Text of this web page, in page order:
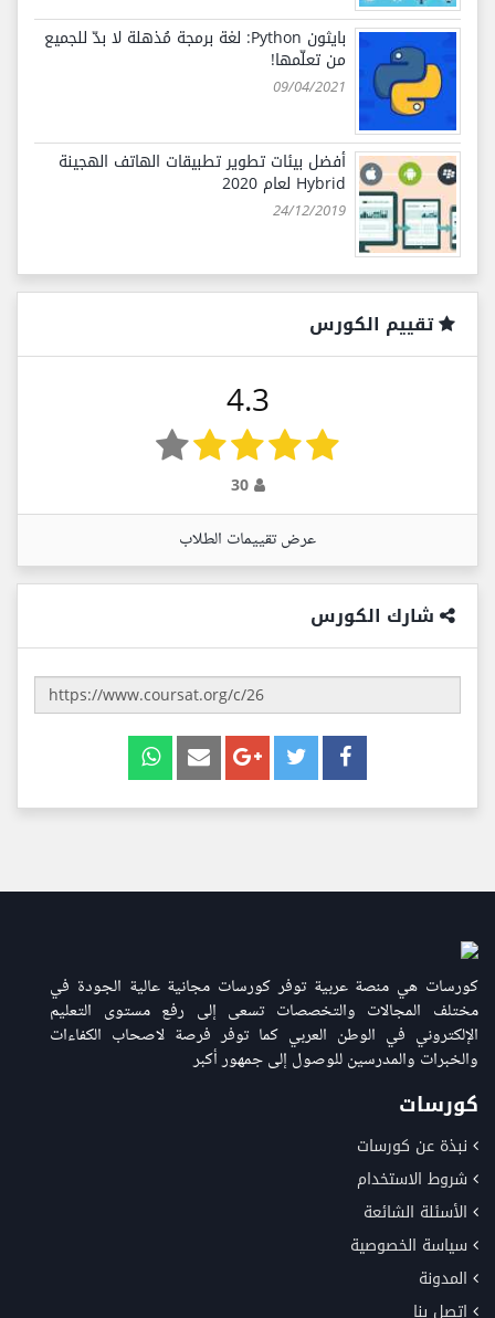
بايثون Python: لغة برمجة مُذهلة لا بدّ للجميع
من تعلّمها!
09/04/2021
أفضل بيئات تطوير تطبيقات الهاتف الهجينة
Hybrid لعام 2020
24/12/2019
تقييم الكورس
4.3
30
عرض تقييمات الطلاب
شارك الكورس
كورسات هي منصة عربية توفر كورسات مجانية عالية الجودة في
مختلف المجالات والتخصصات تسعى إلى رفع مستوى التعليم
الإلكتروني في الوطن العربي كما توفر فرصة لاصحاب الكفاءات
والخبرات والمدرسين للوصول إلى جمهور أكبر
كورسات
نبذة عن كورسات
شروط الاستخدام
الأسئلة الشائعة
سياسة الخصوصية
المدونة
اتصل بنا